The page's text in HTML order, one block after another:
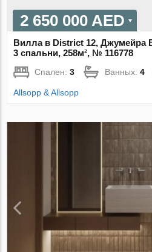
2 650 000 AED
Вилла в District 12, Джумейра
3 спальни, 258м², № 116778
Спален:3 Ванных:4
Allsopp & Allsopp